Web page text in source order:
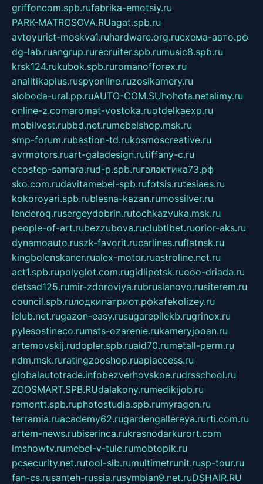
griffoncom.spb.rufabrika-emotsiy.ru
PARK-MATROSOVA.RUagat.spb.ru
avtoyurist-moskva1.ruhardware.org.ruсхема-авто.рф
dg-lab.ruangrup.rurecruiter.spb.rumusic8.spb.ru
krsk124.rukubok.spb.ruromanofforex.ru
analitikaplus.ruspyonline.ruzosikamery.ru
sloboda-ural.pp.ruAUTO-COM.SUhohota.netalimy.ru
online-z.comaromat-vostoka.ruotdelkaexp.ru
mobilvest.rubbd.net.rumebelshop.msk.ru
smp-forum.rubastion-td.rukosmoscreative.ru
avrmotors.ruart-galadesign.rutiffany-c.ru
ecostep-samara.rud-p.spb.ruгалактика73.рф
sko.com.rudavitamebel-spb.rufotsis.rutesiaes.ru
kokoroyari.spb.rublesna-kazan.rumossilver.ru
lenderoq.rusergeydobrin.rutochkazvuka.msk.ru
people-of-art.rubezzubova.ruclubtibet.ruorior-aks.ru
dynamoauto.ruszk-favorit.rucarlines.ruflatnsk.ru
kingbolenskaner.rualex-motor.ruastroline.net.ru
act1.spb.rupolyglot.com.rugidlipetsk.ruooo-driada.ru
detsad125.rumir-zdoroviya.rubruslanovo.rusiterem.ru
council.spb.ruлодкипатриот.рфkafekolizey.ru
iclub.net.rugazon-easy.rusugarepilekb.rugrinox.ru
pylesostineco.rumsts-ozarenie.rukameryjooan.ru
artemovskij.rudopler.spb.ruaid70.rumetall-perm.ru
ndm.msk.ruratingzooshop.ruapiaccess.ru
globalautotrade.infobezverhovskoe.rudrsschool.ru
ZOOSMART.SPB.RUdalakony.rumedikijob.ru
remontt.spb.ruphotostudia.spb.rumyragon.ru
terramia.ruacademy62.rugardengallereya.rurti.com.ru
artem-news.rubiserinca.rukrasnodarkurort.com
imshowtv.rumebel-v-tule.rumobtopik.ru
pcsecurity.net.rutool-sib.rumultimetrunit.rusp-tour.ru
fan-cs.rusanteh-russia.rusymbian9.net.ruDSHAIR.RU